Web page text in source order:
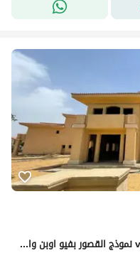
فيلا للبيع في مدينتي نموذج B في ال vg2 نموذج القصور بفيو اوبن وايد جاردن مميز في افضل مراحل فيلات مدينتي